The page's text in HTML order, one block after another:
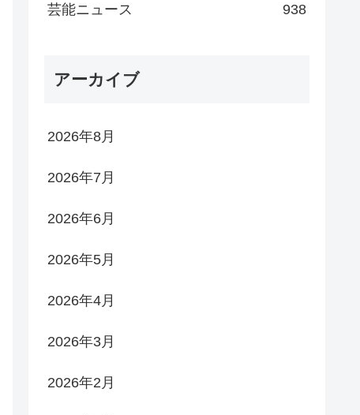
芸能ニュース 938
アーカイブ
2026年8月
2026年7月
2026年6月
2026年5月
2026年4月
2026年3月
2026年2月